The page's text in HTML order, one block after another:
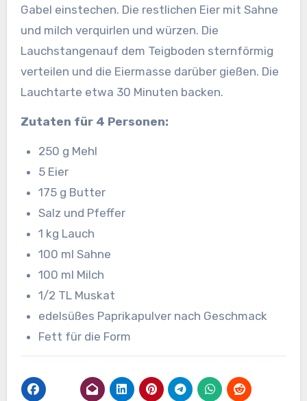
Gabel einstechen. Die restlichen Eier mit Sahne
und milch verquirlen und würzen. Die
Lauchstangenauf dem Teigboden sternförmig
verteilen und die Eiermasse darüber gießen. Die
Lauchtarte etwa 30 Minuten backen.
Zutaten für 4 Personen:
250 g Mehl
5 Eier
175 g Butter
Salz und Pfeffer
1 kg Lauch
100 ml Sahne
100 ml Milch
1/2 TL Muskat
edelsüßes Paprikapulver nach Geschmack
Fett für die Form